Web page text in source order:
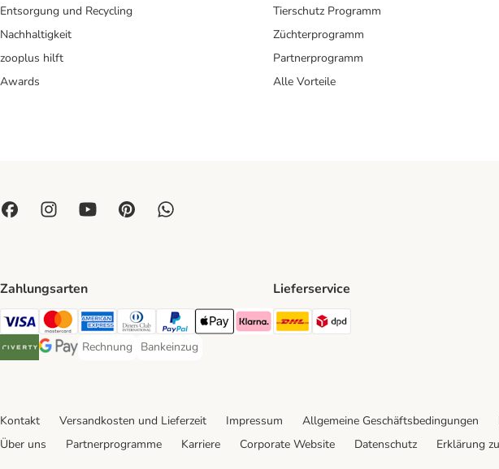
Entsorgung und Recycling
Nachhaltigkeit
zooplus hilft
Awards
Tierschutz Programm
Züchterprogramm
Partnerprogramm
Alle Vorteile
Zahlungsarten
Visa Payment Method
Mastercard Payment Method
American Express Payment Method
Diners Club Payment Method
PayPal Payment Method
Apple Pay Payment Method
Klarna Payment Method
Riverty Payment Method
Google Pay Payment Method
Rechnung
Rechnung Payment Method
Bankeinzug
Bankeinzug Payment Method
Lieferservice
DHL Shipping Method
Kontakt Versandkosten und Lieferzeit Impressum Allgemeine Geschäftsbedingungen
Über uns
Partnerprogramme Karriere Corporate Website Datenschutz Erklärung